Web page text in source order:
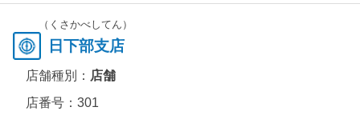
（くさかべしてん）
日下部支店
店舗種別： 店舗
店番号：301